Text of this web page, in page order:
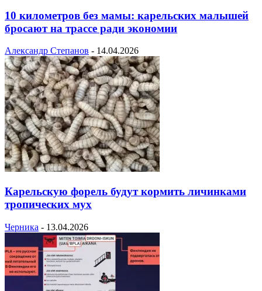
10 километров без мамы: карельских малышей
бросают на трассе ради экономии
Александр Степанов - 14.04.2026
Карельскую форель будут кормить личинками
тропических мух
Черника - 13.04.2026